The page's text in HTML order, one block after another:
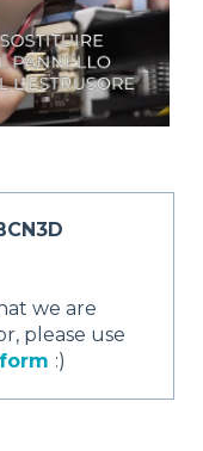
we are
please use
:)